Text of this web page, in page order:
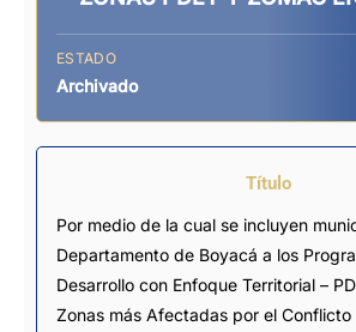
ESTADO
Archivado
Título
Por medio de la cual se incluyen
Departamento de Boyacá a los
Desarrollo con Enfoque Territorial –
Zonas más Afectadas por el Conflicto